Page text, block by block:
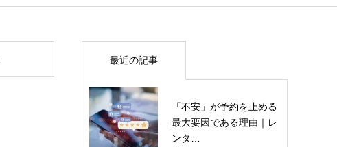
最近の記事
「不安」が予約を止める
最大要因である理由｜レ
ンタ…